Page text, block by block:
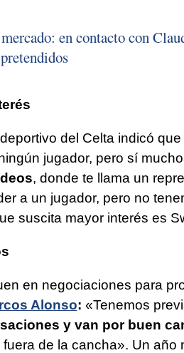
en contacto con
del Celta indicó
jugador, pero sí
, donde te llama un
a un jugador, pero no
suscita mayor interés es
en negociaciones para
Alonso: «Tenemos
y van por buen
de la cancha». Un año